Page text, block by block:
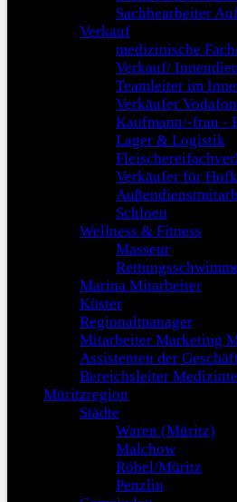
Sachbearbeiter
Verkauf
medizinische
Verkauf/
Teamleiter im
Verkäufer
Kaufmann/-frau -
Lager & Logistik
Verkäufer für
Schloen
Wellness & Fitness
Masseur
Marina Mitarbeiter
Küster
Regionalmanager
Mitarbeiter Marketing
Assistenten der
Bereichsleiter
Müritzregion
Städte
Waren (Müritz)
Malchow
Röbel/Müritz
Penzlin